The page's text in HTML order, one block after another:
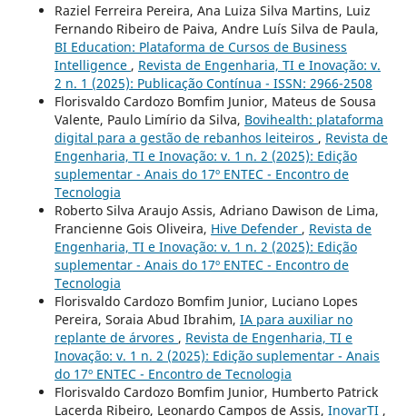
Raziel Ferreira Pereira, Ana Luiza Silva Martins, Luiz
Fernando Ribeiro de Paiva, Andre Luís Silva de Paula,
BI Education: Plataforma de Cursos de Business
Intelligence , Revista de Engenharia, TI e Inovação: v.
2 n. 1 (2025): Publicação Contínua - ISSN: 2966-2508
Florisvaldo Cardozo Bomfim Junior, Mateus de Sousa
Valente, Paulo Limírio da Silva, Bovihealth: plataforma
digital para a gestão de rebanhos leiteiros , Revista de
Engenharia, TI e Inovação: v. 1 n. 2 (2025): Edição
suplementar - Anais do 17º ENTEC - Encontro de
Tecnologia
Roberto Silva Araujo Assis, Adriano Dawison de Lima,
Francienne Gois Oliveira, Hive Defender , Revista de
Engenharia, TI e Inovação: v. 1 n. 2 (2025): Edição
suplementar - Anais do 17º ENTEC - Encontro de
Tecnologia
Florisvaldo Cardozo Bomfim Junior, Luciano Lopes
Pereira, Soraia Abud Ibrahim, IA para auxiliar no
replante de árvores , Revista de Engenharia, TI e
Inovação: v. 1 n. 2 (2025): Edição suplementar - Anais
do 17º ENTEC - Encontro de Tecnologia
Florisvaldo Cardozo Bomfim Junior, Humberto Patrick
Lacerda Ribeiro, Leonardo Campos de Assis, InovarTI ,